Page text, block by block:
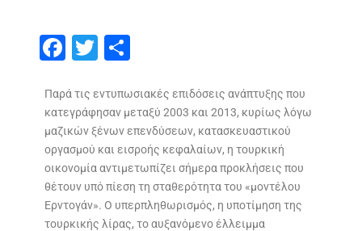
F
ac
e
b
o
o
k
T
w
itt
er
S
ar
e
Παρά τις εντυπωσιακές επιδόσεις ανάπτυξης που
κατεγράφησαν μεταξύ 2003 και 2013, κυρίως λόγω
μαζικών ξένων επενδύσεων, κατασκευαστικού
οργασμού και εισροής κεφαλαίων, η τουρκική
οικονομία αντιμετωπίζει σήμερα προκλήσεις που
θέτουν υπό πίεση τη σταθερότητα του «μοντέλου
Ερντογάν». Ο υπερπληθωρισμός, η υποτίμηση της
τουρκικής λίρας, το αυξανόμενο έλλειμμα